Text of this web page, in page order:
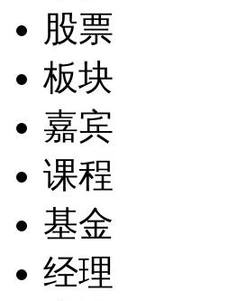
股票
板块
嘉宾
课程
基金
经理